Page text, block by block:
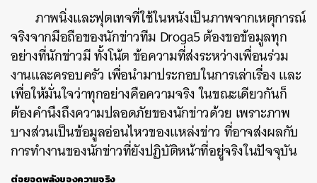
ภาพนิ่งและฟุตเทจที่ใช้ในหนังเป็นภาพจากเหตุการณ์
จริงจากมือถือของนักข่าวทีม Droga5ต้องขอข้อมูลทุก
อย่างที่นักข่าวมีทั้งโน้ตข้อความที่ส่งระหว่างเพื่อนร่วม
งานและครอบครัว เพื่อนำมาประกอบในการเล่าเรื่องและ
เพื่อให้มั่นใจว่าทุกอย่างคือความจริงในขณะเดียวกันก็
ต้องคำนึงถึงความปลอดภัยของนักข่าวด้วย เพราะภาพ
บางส่วนเป็นข้อมูลอ่อนไหวของแหล่งข่าว ที่อาจส่งผลกับ
การทำงานของนักข่าวที่ยังปฏิบัติหน้าที่อยู่จริงในปัจจุบัน
ต่อยอดพลังของความจริง
SHARE TWEET LINE EMAIL